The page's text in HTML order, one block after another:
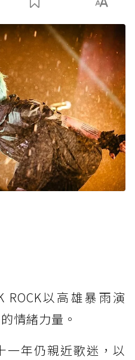
ROCK以高雄暴雨演
情緒力量。
一年仍親近歌迷，以